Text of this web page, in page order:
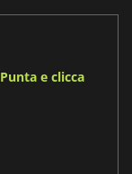
Punta e clicca